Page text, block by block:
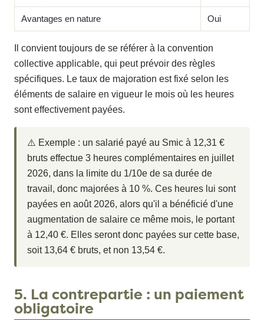
Avantages en nature Oui
Il convient toujours de se référer à la convention
collective applicable, qui peut prévoir des règles
spécifiques. Le taux de majoration est fixé selon les
éléments de salaire en vigueur le mois où les heures
sont effectivement payées.
⚠️ Exemple : un salarié payé au Smic à 12,31 €
bruts effectue 3 heures complémentaires en juillet
2026, dans la limite du 1/10e de sa durée de
travail, donc majorées à 10 %. Ces heures lui sont
payées en août 2026, alors qu'il a bénéficié d'une
augmentation de salaire ce même mois, le portant
à 12,40 €. Elles seront donc payées sur cette base,
soit 13,64 € bruts, et non 13,54 €.
5. La contrepartie : un paiement
obligatoire